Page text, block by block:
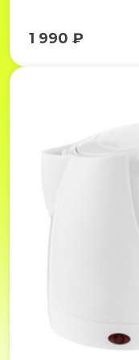
1 990 ₽